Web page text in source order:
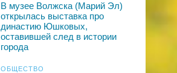
В музее Волжска (Марий Эл)
открылась выставка про
династию Юшковых,
оставившей след в истории
города
ОБЩЕСТВО